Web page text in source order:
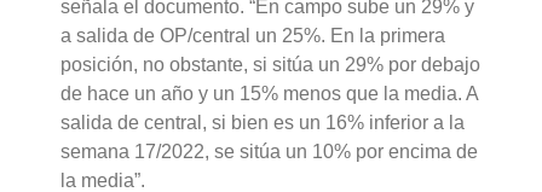
señala el documento. “En campo sube un 29% y
a salida de OP/central un 25%. En la primera
posición, no obstante, si sitúa un 29% por debajo
de hace un año y un 15% menos que la media. A
salida de central, si bien es un 16% inferior a la
semana 17/2022, se sitúa un 10% por encima de
la media”.